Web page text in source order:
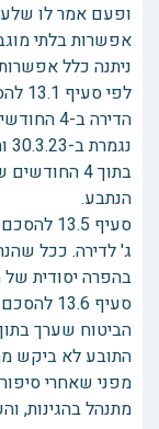
ופעם אמר לו
אפשרות בלתי
ניתנה כלל
הדירה
בתוך 4
הנתבע.
סעיף
ג' לדירה. ככל
בהפרה יסודית של
סעיף
מפני שאחרי
מתנהל בהגינות,